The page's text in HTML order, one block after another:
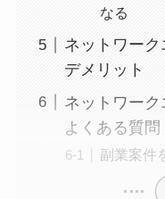
なる
ネットワー
デメリット
ネットワー
よくある質問
副業案件